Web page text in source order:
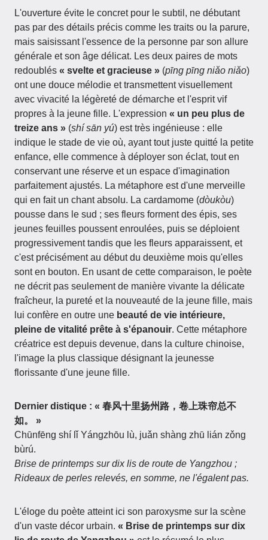
L'ouverture évite le concret pour le subtil, ne débutant
pas par des détails précis comme les traits ou la parure,
mais saisissant l'essence de la personne par son allure
générale et son âge délicat. Les deux paires de mots
redoublés « svelte et gracieuse » (pīng pīng niǎo niǎo)
ont une douce mélodie et transmettent visuellement
avec vivacité la légèreté de démarche et l'esprit vif
propres à la jeune fille. L'expression « un peu plus de
treize ans » (shí sān yú) est très ingénieuse : elle
indique le stade de vie où, ayant tout juste quitté la petite
enfance, elle commence à déployer son éclat, tout en
conservant une réserve et un espace d'imagination
parfaitement ajustés. La métaphore est d'une merveille
qui en fait un chant absolu. La cardamome (dòukòu)
pousse dans le sud ; ses fleurs forment des épis, ses
jeunes feuilles poussent enroulées, puis se déploient
progressivement tandis que les fleurs apparaissent, et
c'est précisément au début du deuxième mois qu'elles
sont en bouton. En usant de cette comparaison, le poète
ne décrit pas seulement de manière vivante la délicate
fraîcheur, la pureté et la nouveauté de la jeune fille, mais
lui confère en outre une beauté de vie intérieure,
pleine de vitalité prête à s'épanouir. Cette métaphore
créatrice est depuis devenue, dans la culture chinoise,
l'image la plus classique désignant la jeunesse
florissante d'une jeune fille.
Dernier distique : « 春风十里扬州路，卷上珠帘总不
如。 »
Chūnfēng shí lǐ Yángzhōu lù, juǎn shàng zhū lián zǒng
bùrú.
Brise de printemps sur dix lis de route de Yangzhou ;
Rideaux de perles relevés, en somme, ne l'égalent pas.
L'éloge du poète atteint ici son paroxysme sur la scène
d'un vaste décor urbain. « Brise de printemps sur dix